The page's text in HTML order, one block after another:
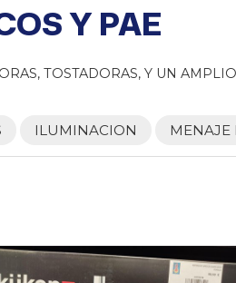
Y PAE
TOSTADORAS, Y UN
ILUMINACION MENAJE